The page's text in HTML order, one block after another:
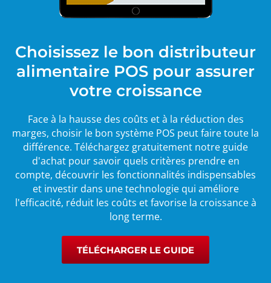
Choisissez le bon distributeur
alimentaire POS pour assurer
votre croissance
Face à la hausse des coûts et à la réduction des
marges, choisir le bon système POS peut faire toute la
différence. Téléchargez gratuitement notre guide
d'achat pour savoir quels critères prendre en
compte, découvrir les fonctionnalités indispensables
et investir dans une technologie qui améliore
l'efficacité, réduit les coûts et favorise la croissance à
long terme.
TÉLÉCHARGER LE GUIDE